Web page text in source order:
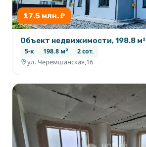
17.5 млн. ₽
Объект недвижимости, 198.8 м²
5-к 198.8 м² 2 сот.
ул. Черемшанская,16